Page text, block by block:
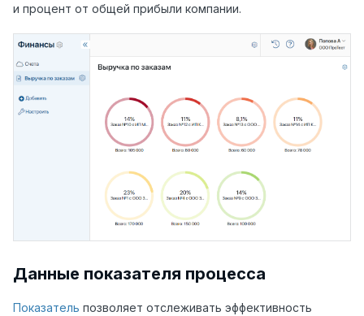
и процент от общей прибыли компании.
Данные показателя процесса
Показатель позволяет отслеживать эффективность